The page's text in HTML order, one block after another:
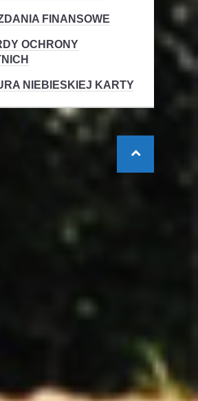
FINANSOWE
OCHRONY
NIEBIESKIEJ KARTY